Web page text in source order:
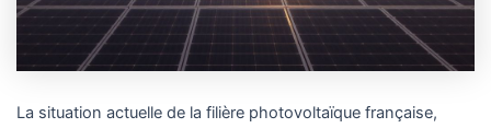
La situation actuelle de la filière photovoltaïque française,